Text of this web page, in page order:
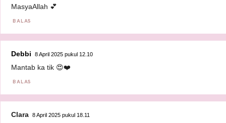
MasyaAllah 💕
BALAS
Debbi 8 April 2025 pukul 12.10
Mantab ka tik 😍❤️
BALAS
Clara 8 April 2025 pukul 18.11